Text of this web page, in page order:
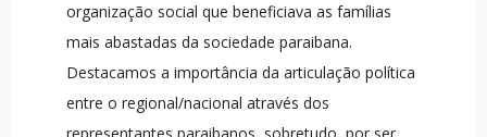
organização social que beneficiava as famílias
mais abastadas da sociedade paraibana.
Destacamos a importância da articulação política
entre o regional/nacional através dos